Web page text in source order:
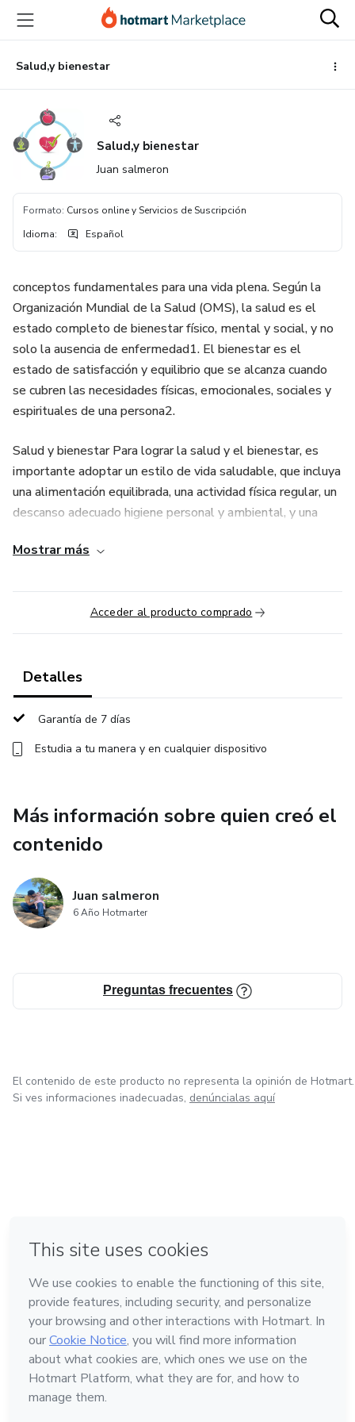
principal
página
de
página
Salud,y bienestar
Salud,y bienestar
Juan salmeron
Formato: Cursos online y Servicios de Suscripción
Idioma: Español
conceptos fundamentales para una vida plena. Según la
Organización Mundial de la Salud (OMS), la salud es el
estado completo de bienestar físico, mental y social, y no
solo la ausencia de enfermedad1. El bienestar es el
estado de satisfacción y equilibrio que se alcanza cuando
se cubren las necesidades físicas, emocionales, sociales y
espirituales de una persona2.
Salud y bienestar Para lograr la salud y el bienestar, es
importante adoptar un estilo de vida saludable, que incluya
una alimentación equilibrada, una actividad física regular, un
descanso adecuado higiene personal y ambiental, y una
fundamental cuidar la salud mental, que implica el
sociales, y el afrontamiento de los desafíos y problemas
de la vida. Asimismo, es esencial cuidar las relaciones
sociales, que nos permiten sentirnos acompañados,
Mostrar más
Acceder al producto comprado
Detalles
Garantía de 7 días
Estudia a tu manera y en cualquier dispositivo
Más información sobre quien creó el
contenido
Juan salmeron
6 Año Hotmarter
Preguntas frecuentes
El contenido de este producto no representa la opinión de Hotmart.
Si ves informaciones inadecuadas, denúncialas aquí
Hecho con❤ en Belo Horizonte
Conoce Hotmart
Idioma
Español